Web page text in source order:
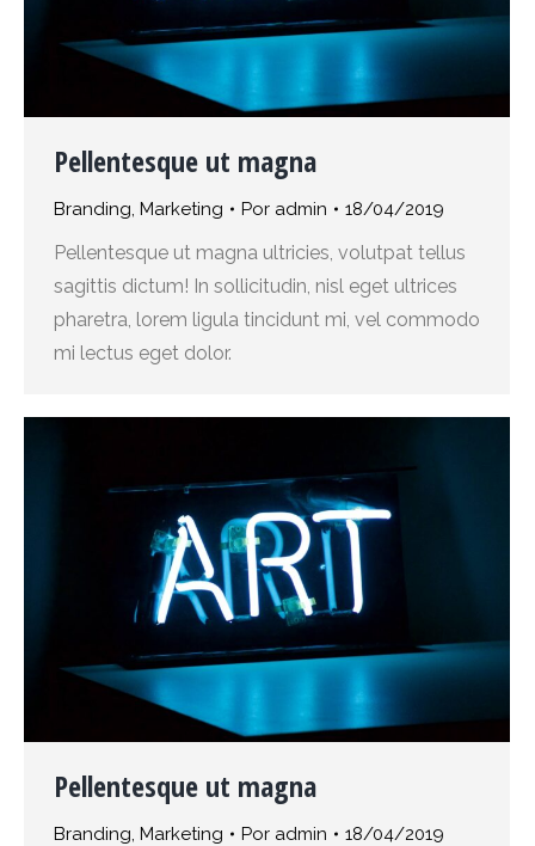
Pellentesque ut magna
Branding Marketing Por admin 18/04/2019
Pellentesque ut magna ultricies, volutpat tellus
sagittis dictum! In sollicitudin, nisl eget ultrices
pharetra, lorem ligula tincidunt mi, vel commodo
mi lectus eget dolor.
Pellentesque ut magna
Branding Marketing Por admin 18/04/2019